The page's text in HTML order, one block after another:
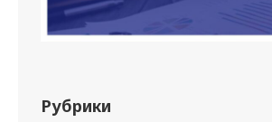
Рубрики